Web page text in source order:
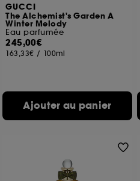
GUCCI
The Alchemist's Garden A
Winter Melody
Eau parfumée
245,00€
163,33€ / 100ml
Ajouter au panier